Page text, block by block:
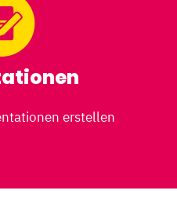
erstellen